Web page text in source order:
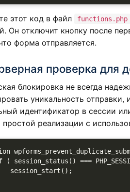
этот код в файл functions.php
Он отключит кнопку после
форма отправляется.
проверка для
блокировка не всегда
уникальность
идентификатор в сессии
реализации с